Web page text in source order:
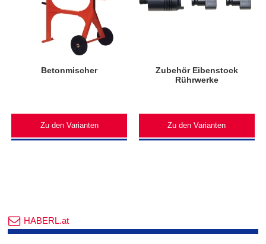
Betonmischer
Zu den Varianten
Zubehör Eibenstock
Rührwerke
Zu den Varianten
HABERL.at